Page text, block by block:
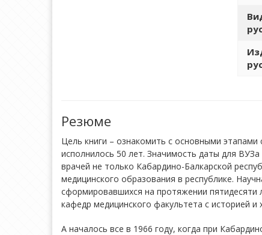
Резюме
Цель книги – ознакомить с основными этапами
исполнилось 50 лет. Значимость даты для
врачей не только Кабардино-Балкарской
медицинского образования в республике.
сформировавшихся на протяжении пятидесяти
кафедр медицинского факультета с историей
А началось все в 1966 году, когда при